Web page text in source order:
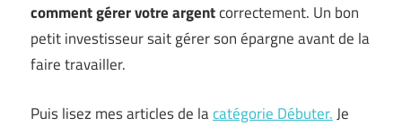
comment gérer votre argentcorrectement. Un bon
petit investisseur sait gérer son épargne avant de la
faire travailler.
Puis lisez mes articles de lacatégorie Débuter.Je